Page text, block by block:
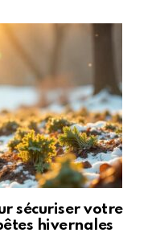
sécuriser votre
hivernales